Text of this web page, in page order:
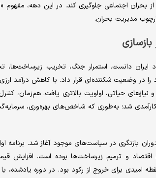
بحران اجتماعی جلوگیری کند. در این دهه، مفهوم
مدیریت بحران.
ایران دانست. استمرار جنگ، تخریب
در وضعیت شکننده‌ای قرار داد. با کاهش درآمد
حیاتی، اولویت بالاتری یافت. هم‌زمان،
شد؛ به‌طوری که شاخص‌های بهره‌وری،
اقتصاد و ترمیم زیرساخت‌ها بوده است. افزایش
امیدی برای خروج از رکود بود. در دوره یادشده،